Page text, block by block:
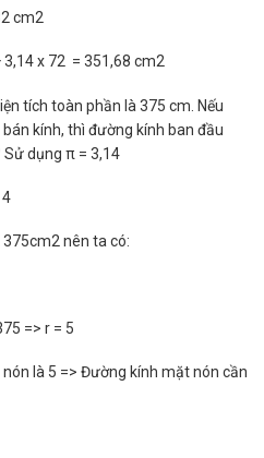
cm2
3,14 x 72 = 351,68 cm2
tích toàn phần là 375 cm. Nếu
kính, thì đường kính ban đầu
dụng π = 3,14
nên ta có:
=> r = 5
là 5 => Đường kính mặt nón cần